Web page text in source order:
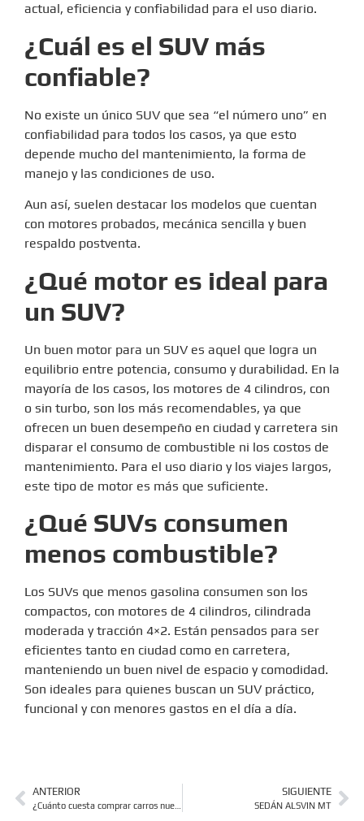
actual, eficiencia y confiabilidad para el uso diario.
¿Cuál es el SUV más
confiable?
No existe un único SUV que sea “el número uno” en
confiabilidad para todos los casos, ya que esto
depende mucho del mantenimiento, la forma de
manejo y las condiciones de uso.
Aun así, suelen destacar los modelos que cuentan
con motores probados, mecánica sencilla y buen
respaldo postventa.
¿Qué motor es ideal para
un SUV?
Un buen motor para un SUV es aquel que logra un
equilibrio entre potencia, consumo y durabilidad. En la
mayoría de los casos, los motores de 4 cilindros, con
o sin turbo, son los más recomendables, ya que
ofrecen un buen desempeño en ciudad y carretera sin
disparar el consumo de combustible ni los costos de
mantenimiento. Para el uso diario y los viajes largos,
este tipo de motor es más que suficiente.
¿Qué SUVs consumen
menos combustible?
Los SUVs que menos gasolina consumen son los
compactos, con motores de 4 cilindros, cilindrada
moderada y tracción 4×2. Están pensados para ser
eficientes tanto en ciudad como en carretera,
manteniendo un buen nivel de espacio y comodidad.
Son ideales para quienes buscan un SUV práctico,
funcional y con menores gastos en el día a día.
ANTERIOR SIGUIENTE
SEDÁN ALSVIN MT